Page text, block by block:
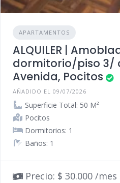
APARTAMENTOS
ALQUILER |
dormitorio/piso 3/
Avenida, Pocitos
AÑADIDO EL 09/07/2026
Superficie Total: 50 M²
Pocitos
Dormitorios: 1
Baños: 1
Precio: $ 30.000 /mes